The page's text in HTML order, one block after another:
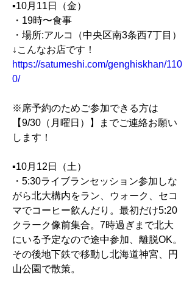
▪︎10月11日（金）
・19時〜食事
・場所:アルコ（中央区南3条西7丁目）
↓こんなお店です！
https://satumeshi.com/genghiskhan/110
0/
※席予約のためご参加できる方は
【9/30（月曜日）】までご連絡お願い
します！
▪︎10月12日（土）
・5:30ライブランセッション参加しな
がら北大構内をラン、ウォーク、セコ
マでコーヒー飲んだり。最初だけ5:20
クラーク像前集合。7時過ぎまで北大
にいる予定なので途中参加、離脱OK。
その後地下鉄で移動し北海道神宮、円
山公園で散策。